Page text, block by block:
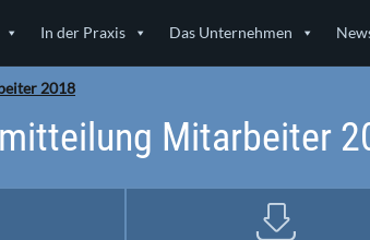
In der Praxis Das Unternehmen
2018
Mitarbeiter